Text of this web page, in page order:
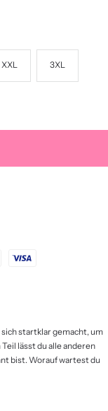
XXL 3XL
sich startklar gemacht, um
lässt du alle anderen
bist. Worauf wartest du